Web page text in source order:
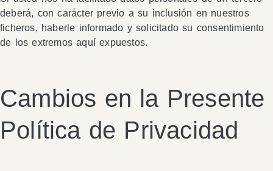
deberá, con carácter previo a su inclusión en nuestros
ficheros, haberle informado y solicitado su consentimiento
de los extremos aquí expuestos.
Cambios en la Presente
Política de Privacidad